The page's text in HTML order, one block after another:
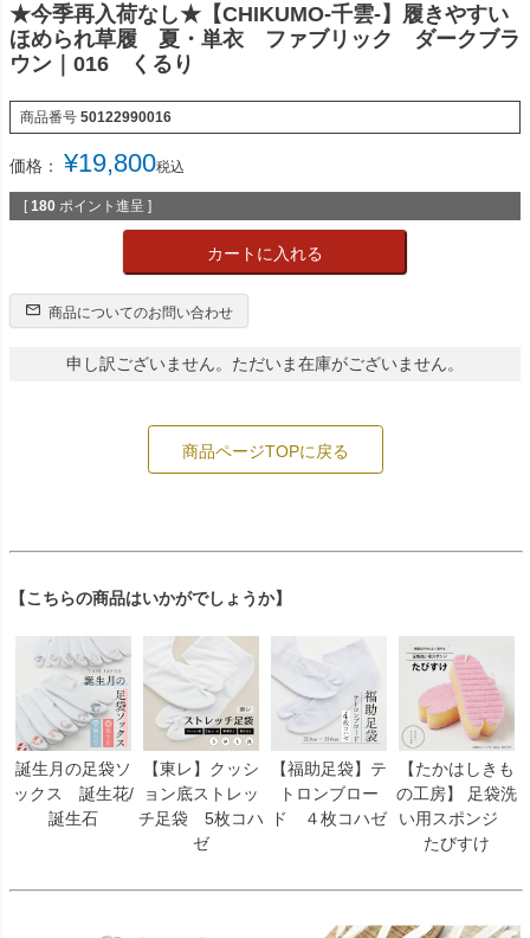
★今季再入荷なし★【CHIKUMO-千雲-】履きやすい
ほめられ草履 夏・単衣 ファブリック ダークブラ
ウン｜016 くるり
商品番号 50122990016
価格： ¥19,800税込
[ 180 ポイント進呈 ]
カートに入れる
商品についてのお問い合わせ
申し訳ございません。ただいま在庫がございません。
商品ページTOPに戻る
【こちらの商品はいかがでしょうか】
誕生月の足袋ソ
ックス 誕生花/
誕生石
【東レ】クッシ
ョン底ストレッ
チ足袋 5枚コハ
ゼ
【福助足袋】テ
トロンブロー
ド ４枚コハゼ
【たかはしきも
の工房】 足袋洗
い用スポンジ
たびすけ